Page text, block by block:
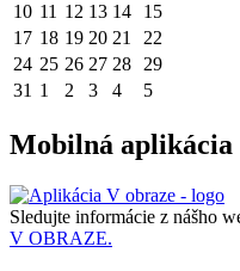
10 11 12 13 14 15
17 18 19 20 21 22
24 25 26 27 28 29
31 1 2 3 4 5
Mobilná aplikácia
Sledujte informácie z nášho
V OBRAZE.